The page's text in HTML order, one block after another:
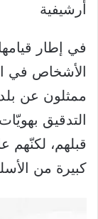
أرشيفية
في إطار
الأشخاص في
ممثلون عن
التدقيق
قبلهم، لكنّهم
كبيرة من